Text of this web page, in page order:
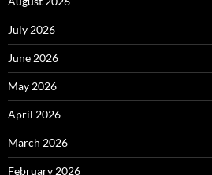
July 2026
June 2026
May 2026
April 2026
March 2026
February 2026